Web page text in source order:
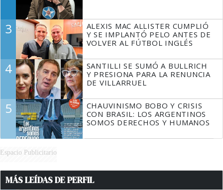
3
ALEXIS MAC ALLISTER CUMPLIÓ
Y SE IMPLANTÓ PELO ANTES DE
VOLVER AL FÚTBOL INGLÉS
4
SANTILLI SE SUMÓ A BULLRICH
Y PRESIONA PARA LA RENUNCIA
DE VILLARRUEL
5
CHAUVINISMO BOBO Y CRISIS
CON BRASIL: LOS ARGENTINOS
SOMOS DERECHOS Y HUMANOS
Espacio Publicitario
MÁS LEÍDAS DE PERFIL